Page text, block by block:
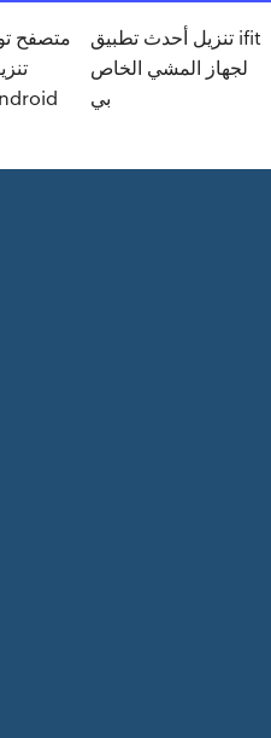
متصفح
تنزيل أحدث تطبيق ifit
لجهاز المشي الخاص
بي